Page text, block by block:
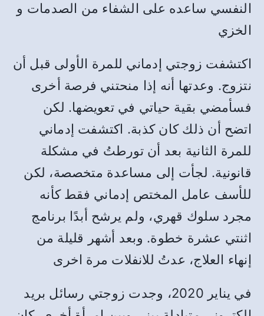
النفسي ساعده على الشفاء من الصدمات و
الخزي
اكتشفت زوجتي إدماني للمرة الأولى قبل أن
نتزوج. وعدتها أنه إذا منحتني فرصة أخرى
فسأمضي بقية حياتي في تعويضها. لكن
اتضح أن ذلك كان كذبة. اكتشفت إدماني
للمرة الثانية بعد أن تورطتُ في مشكلة
قانونية. لجأت إلى مساعدة متخصصة، لكن
للأسف عامل المختص إدماني فقط كأنه
مجرد سلوك قهري، ولم يرشح أبدًا برنامج
اثنتي عشرة خطوة. وبعد أشهر قليلة من
إنهاء العلاج، عدتُ للانفلات مرة اخرى
في يناير 2020، وجدت زوجتي رسائل بريد